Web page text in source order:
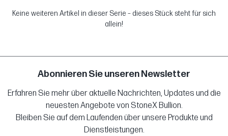
Keine weiteren Artikel in dieser Serie – dieses Stück steht für sich
allein!
Abonnieren Sie unseren Newsletter
Erfahren Sie mehr über aktuelle Nachrichten, Updates und die
neuesten Angebote von StoneX Bullion.
Bleiben Sie auf dem Laufenden über unsere Produkte und
Dienstleistungen.